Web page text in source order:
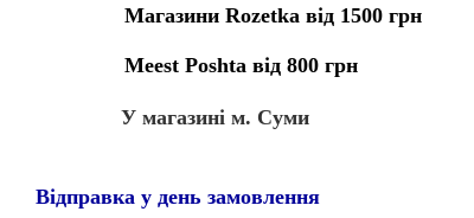
Магазини Rozetka від 1500 грн
Meest Poshta від 800 грн
У магазині м. Суми
Відправка у день замовлення